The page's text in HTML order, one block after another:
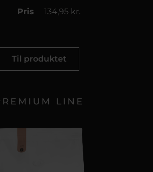
Pris 134,95 kr.
Til produktet